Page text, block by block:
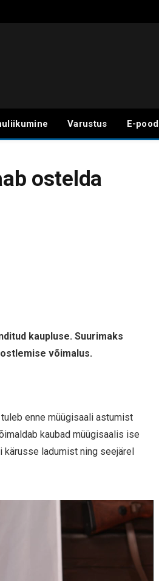
Varustus E-pood
ostelda
kaupluse. Suurimaks
võimalus.
enne müügisaali astumist
kaubad müügisaalis ise
kärusse ladumist ning seejärel